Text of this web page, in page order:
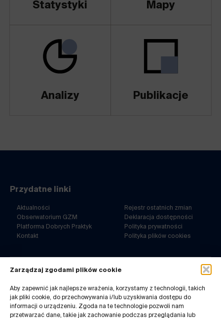
Zarządzaj zgodami plików cookie
Aby zapewnić jak najlepsze wrażenia, korzystamy z technologii, takich
jak pliki cookie, do przechowywania i/lub uzyskiwania dostępu do
informacji o urządzeniu. Zgoda na te technologie pozwoli nam
przetwarzać dane, takie jak zachowanie podczas przeglądania lub
Statystyki Mapy
Analizy Publikacje
40-053 Katowice
32 7180-767
pn-pt. 8-14
Przydatne linki
Aktualności
Obserwatorium GZM
Platforma Dobrych Praktyk
Kontakt
Rejestr ostatnich zmian
Deklaracja dostępności
Polityka prywatności
Polityka plików cookies